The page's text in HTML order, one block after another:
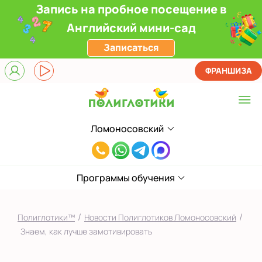
Запись на пробное посещение в
Английский мини-сад
Записаться
Ломоносовский
Выберите центр
Верхние Лихоборы
ЖК Прокшино
Филевский парк
8(916)241-
33
ФРАНШИЗА
Программы обучения
Полиглотики™ / Новости Полиглотиков Ломоносовский /
Знаем, как лучше замотивировать